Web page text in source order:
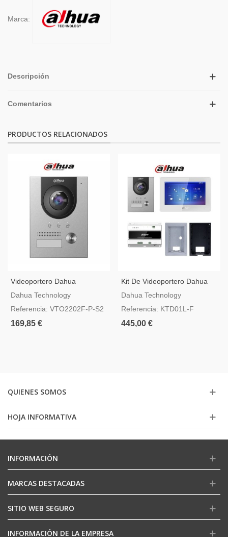
Marca:
Descripción
Comentarios
PRODUCTOS RELACIONADOS
Videoportero Dahua
Conexión A Dos Hilos O IP
Dahua Technology
Referencia: VTO2202F-P-S2
169,85 €
Kit De Videoportero Dahua
De Dos Hilos Con Caja De
Dahua Technology
Referencia: KTD01L-F
445,00 €
QUIENES SOMOS
HOJA INFORMATIVA
INFORMACIÓN
MARCAS DESTACADAS
SITIO WEB SEGURO
INFORMACIÓN DE LA EMPRESA